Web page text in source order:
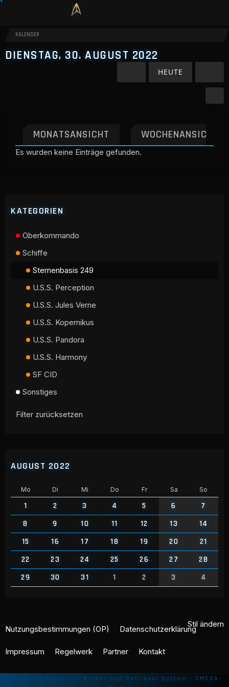
KALENDER
DIENSTAG, 30. AUGUST 2022
HEUTE
MONATSANSICHT WOCHENANSICHT
Es wurden keine Einträge gefunden.
KATEGORIEN
Oberkommando
Schiffe
Sternenbasis 249
U.S.S. Perception
U.S.S. Jules Verne
U.S.S. Kopernikus
U.S.S. Pandora
U.S.S. Harmony
SF CID
Sonstiges
Filter zurücksetzen
AUGUST 2022
Mo Di Mi Do Fr Sa So
1 2 3 4 5 6
7
8
9 10 11 12 13
14
15
16 17 18 19 20
21
22
23 24 25 26 27
28
29
30 31 1 2 3 4
Stil ändern
Nutzungsbestimmungen (OP) Datenschutzerklärung
Impressum Regelwerk Partner Kontakt